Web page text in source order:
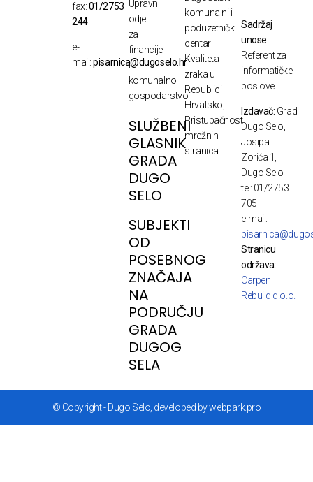
fax:01/2753
244
e-
mail:pisarnica@dugoselo.hr
Upravni
odjel
za
financije
i
komunalno
gospodarstvo
SLUŽBENI
GLASNIK
GRADA
DUGO
SELO
SUBJEKTI
OD
POSEBNOG
ZNAČAJA
NA
PODRUČJU
GRADA
DUGOG
SELA
komunalni i
poduzetnički
centar
Kvaliteta
zraka u
Republici
Hrvatskoj
Pristupačnost
mrežnih
stranica
Sadržaj
unose:
Referent za
informatičke
poslove
Izdavač: Grad
Dugo Selo,
Josipa
Zorića 1,
Dugo Selo
tel: 01/2753
705
e-mail:
Stranicu
održava:
Carpen
Rebuild d.o.o.
© Copyright - Dugo Selo, developed by webpark.pro